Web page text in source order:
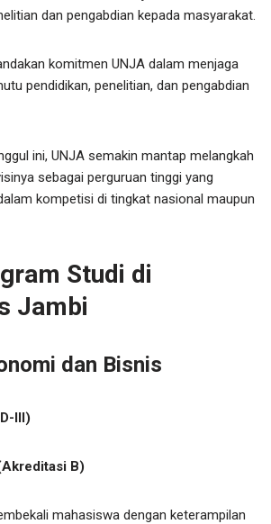
dan pengabdian kepada masyarakat.
komitmen UNJA dalam menjaga
pendidikan, penelitian, dan pengabdian
ini, UNJA semakin mantap melangkah
sebagai perguruan tinggi yang
kompetisi di tingkat nasional maupun
Studi di
Jambi
dan Bisnis
III)
B)
mahasiswa dengan keterampilan